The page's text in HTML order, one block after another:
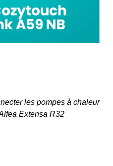
les pompes à chaleur
Extensa R32